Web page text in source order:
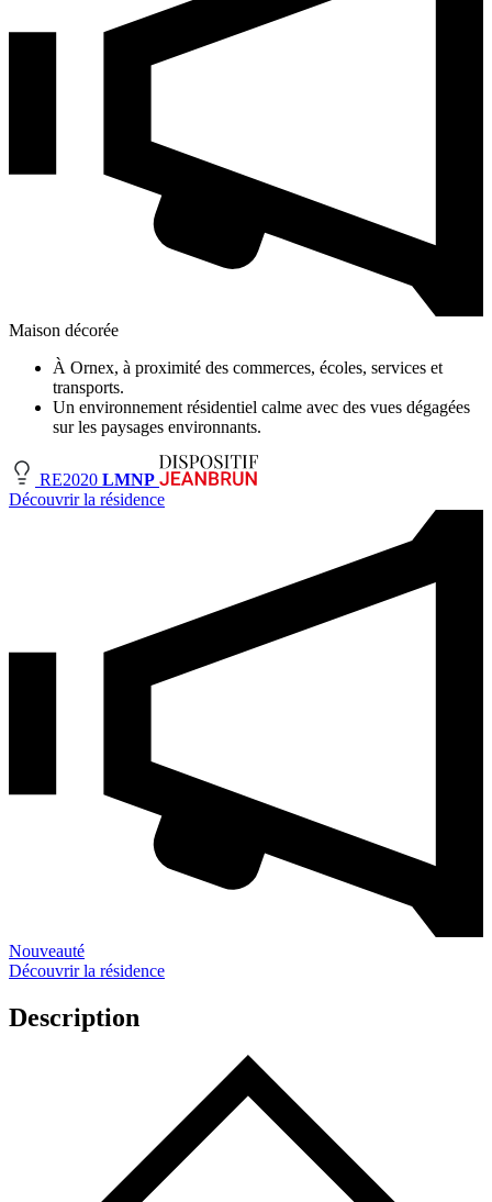
Maison décorée
À Ornex, à proximité des commerces, écoles, services et
transports.
Un environnement résidentiel calme avec des vues dégagées
sur les paysages environnants.
RE2020 LMNP
Découvrir la résidence
Nouveauté
Découvrir la résidence
Description